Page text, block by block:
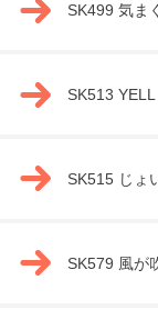
SK499 気ま
SK513
SK515 じょ
SK579 風が